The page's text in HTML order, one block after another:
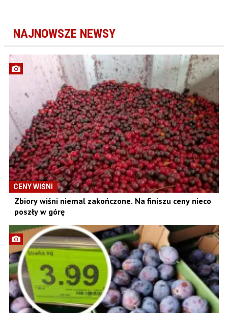
NAJNOWSZE NEWSY
CENY WIŚNI
Zbiory wiśni niemal zakończone. Na finiszu ceny nieco
poszły w górę